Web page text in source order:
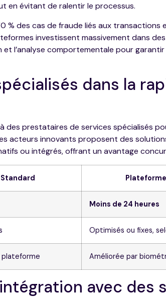
en évitant de ralentir le processus.
% des cas de fraude liés aux transactions
investissent massivement dans
et l’analyse comportementale pour
dans la
des prestataires de services spécialisés
acteurs innovants proposent des
ou intégrés, offrant un avantage
Moins de 24 heures
Optimisés ou fixes,
plateforme Améliorée par
avec des